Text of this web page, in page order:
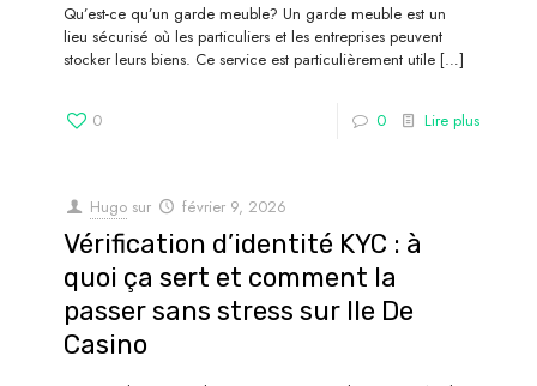
Qu’est-ce qu’un garde meuble? Un garde meuble est un
lieu sécurisé où les particuliers et les entreprises peuvent
stocker leurs biens. Ce service est particulièrement utile […]
0 0 Lire plus
Hugo sur février 9, 2026
Vérification d’identité KYC : à
quoi ça sert et comment la
passer sans stress sur Ile De
Casino